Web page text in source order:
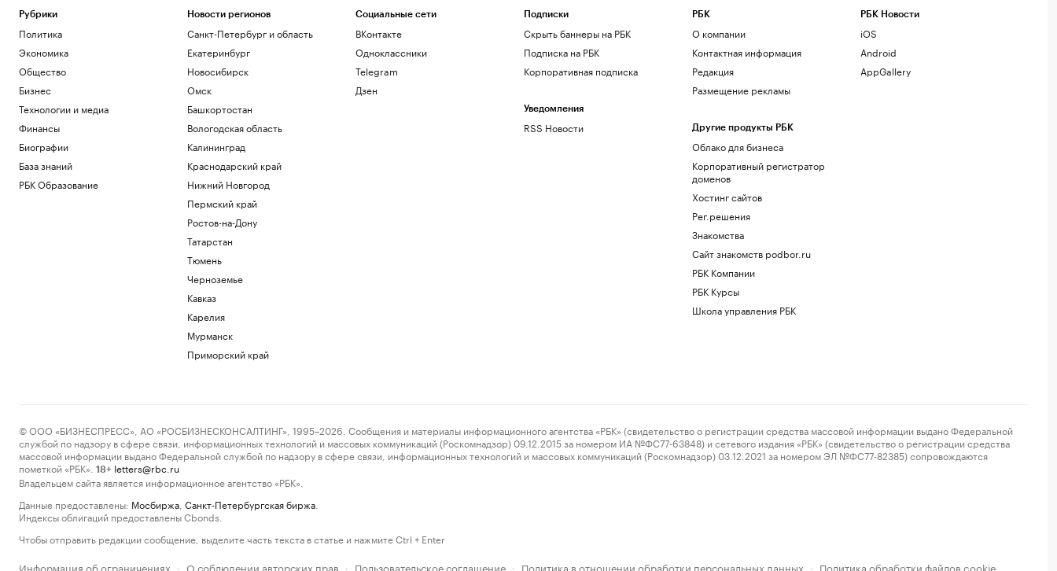
Рубрики
Политика
Экономика
Общество
Бизнес
Технологии и медиа
Финансы
Биографии
База знаний
РБК Образование
Новости регионов
Санкт-Петербург и область
Екатеринбург
Новосибирск
Омск
Башкортостан
Вологодская область
Калининград
Краснодарский край
Нижний Новгород
Пермский край
Ростов-на-Дону
Татарстан
Тюмень
Черноземье
Кавказ
Карелия
Мурманск
Приморский край
Социальные сети
ВКонтакте
Одноклассники
Telegram
Дзен
Подписки
Скрыть баннеры на РБК
Подписка на РБК
Корпоративная подписка
Уведомления
RSS Новости
РБК
О компании
Контактная информация
Редакция
Размещение рекламы
Другие продукты РБК
Облако для бизнеса
Корпоративный регистратор
доменов
Хостинг сайтов
Рег.решения
Знакомства
Сайт знакомств podbor.ru
РБК Компании
РБК Курсы
Школа управления РБК
РБК Новости
iOS
Android
AppGallery
© ООО «БИЗНЕСПРЕСС», АО «РОСБИЗНЕСКОНСАЛТИНГ», 1995–2026. Сообщения и материалы информационного агентства «РБК» (свидетельство о регистрации средства массовой информации выдано Федеральной
службой по надзору в сфере связи, информационных технологий и массовых коммуникаций (Роскомнадзор) 09.12.2015 за номером ИА №ФС77-63848) и сетевого издания «РБК» (свидетельство о регистрации средства
массовой информации выдано Федеральной службой по надзору в сфере связи, информационных технологий и массовых коммуникаций (Роскомнадзор) 03.12.2021 за номером ЭЛ №ФС77-82385) сопровождаются
пометкой «РБК».
18+ letters@rbc.ru
Владельцем сайта является информационное агентство «РБК».
Данные предоставлены: Мосбиржа Санкт-Петербургская биржа
Индексы облигаций предоставлены Cbonds.
Чтобы отправить редакции сообщение, выделите часть текста в статье и нажмите Ctrl + Enter
Информация об ограничениях · О соблюдении авторских прав · Пользовательское соглашение · Политика в отношении обработки персональных данных · Политика обработки файлов cookie